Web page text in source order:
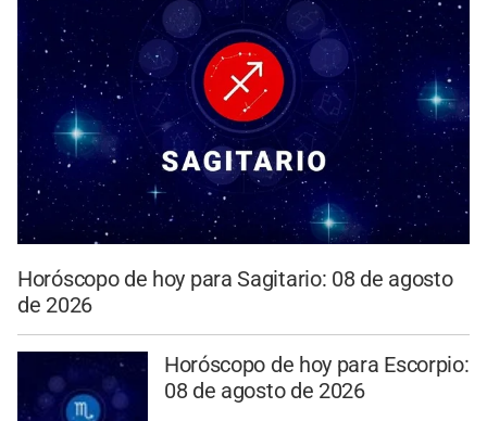
Horóscopo de hoy para Sagitario: 08 de agosto
de 2026
Horóscopo de hoy para Escorpio:
08 de agosto de 2026